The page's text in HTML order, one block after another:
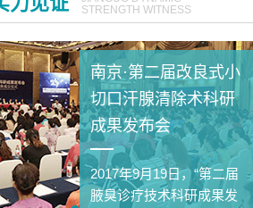
STRENGTH WITNESS
南京·第二届改良式小
切口汗腺清除术科研
成果发布会
2017年9月19日，“第二届
腋臭诊疗技术科研成果发